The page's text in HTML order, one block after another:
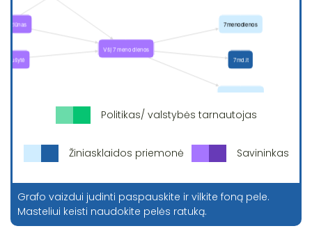
Politikas/ valstybės tarnautojas
Žiniasklaidos priemonė Savininkas
Grafo vaizdui judinti paspauskite ir vilkite foną pele.
Masteliui keisti naudokite pelės ratuką.